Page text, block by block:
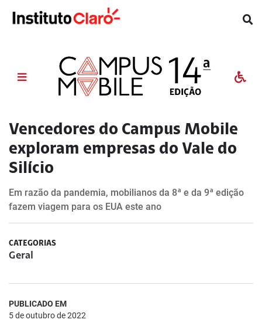
Vencedores do Campus Mobile
exploram empresas do Vale do
Silício
Em razão da pandemia, mobilianos da 8ª e da 9ª edição
fazem viagem para os EUA este ano
CATEGORIAS
Geral
PUBLICADO EM
5 de outubro de 2022